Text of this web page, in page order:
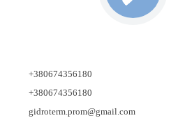
+380674356180
+380674356180
gidroterm.prom@gmail.com